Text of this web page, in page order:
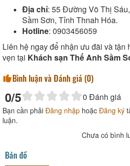
Địa chỉ: 55 Đường Võ Thị
Sầm Sơn, Tỉnh Thnah Hóa.
Hotline: 0903456059
Liên hệ ngay để nhận ưu đãi và tận
vẹn tại Khách sạn Thế Anh Sầm
Bình luận và Đánh giá (0)
0/5 0 Đánh giá
Bạn cần phải Đăng nhập hoặc Đăng ký
luận.
Chưa có bình
Bản đồ